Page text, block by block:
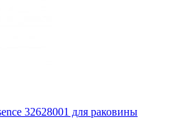
32628001 для раковины